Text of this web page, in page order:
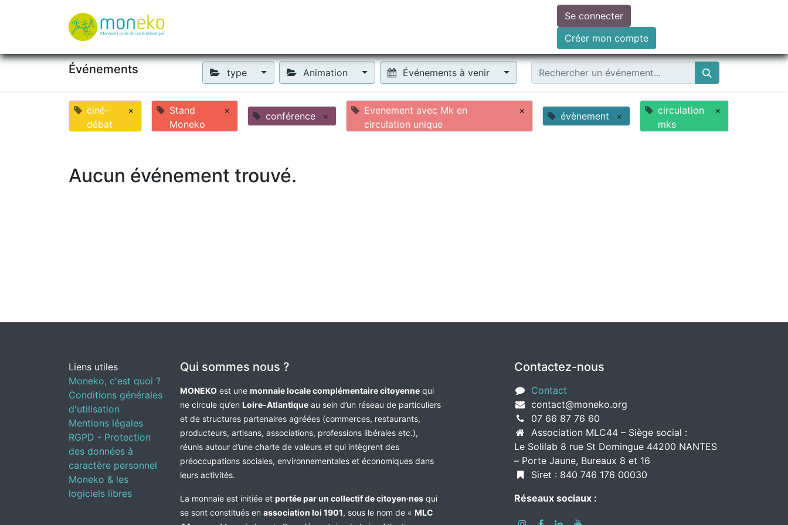
Faire un don
Se connecter
Créer mon compte
Événements type Animation Événements à venir
ciné-
débat
×
Stand
Moneko
× conférence ×
Evenement avec Mk en
circulation unique
× évènement ×
circulation
mks
×
Aucun événement trouvé.
Liens utiles
Moneko, c'est quoi ?
Conditions générales
d'utilisation
Mentions légales
RGPD - Protection
des données à
caractère personnel
Moneko & les
logiciels libres
Qui sommes nous ?
MONEKO est une monnaie locale complémentaire citoyenne qui
ne circule qu’en Loire-Atlantique au sein d’un réseau de particuliers
et de structures partenaires agréées (commerces, restaurants,
producteurs, artisans, associations, professions libérales etc.),
réunis autour d’une charte de valeurs et qui intègrent des
préoccupations sociales, environnementales et économiques dans
leurs activités.
La monnaie est initiée et portée par un collectif de citoyen·nes qui
se sont constitués en association loi 1901, sous le nom de « MLC
Contactez-nous
Contact
contact@moneko.org
07 66 87 76 60
Association MLC44 – Siège social :
Le Solilab 8 rue St Domingue 44200 NANTES
– Porte Jaune, Bureaux 8 et 16
Siret : 840 746 176 00030
Réseaux sociaux :